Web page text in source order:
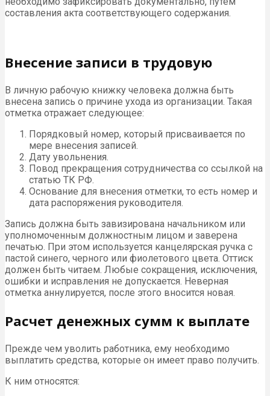
составления акта соответствующего содержания.
Внесение записи в трудовую
В личную рабочую книжку человека должна быть
внесена запись о причине ухода из организации. Такая
отметка отражает следующее:
Порядковый номер, который присваивается по
мере внесения записей.
Дату увольнения.
Повод прекращения сотрудничества со ссылкой на
статью ТК РФ.
Основание для внесения отметки, то есть номер и
дата распоряжения руководителя.
Запись должна быть завизирована начальником или
уполномоченным должностным лицом и заверена
печатью. При этом используется канцелярская ручка с
пастой синего, черного или фиолетового цвета. Оттиск
должен быть читаем. Любые сокращения, исключения,
ошибки и исправления не допускается. Неверная
отметка аннулируется, после этого вносится новая.
Расчет денежных сумм к выплате
Прежде чем уволить работника, ему необходимо
выплатить средства, которые он имеет право получить.
К ним относятся: